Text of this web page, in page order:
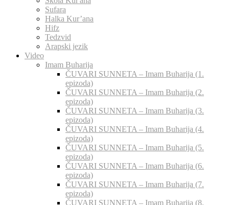
Sufara
Halka Kur’ana
Hifz
Tedzvid
Arapski jezik
Video
Imam Buharija
ČUVARI SUNNETA – Imam Buharija (1.
epizoda)
ČUVARI SUNNETA – Imam Buharija (2.
epizoda)
ČUVARI SUNNETA – Imam Buharija (3.
epizoda)
ČUVARI SUNNETA – Imam Buharija (4.
epizoda)
ČUVARI SUNNETA – Imam Buharija (5.
epizoda)
ČUVARI SUNNETA – Imam Buharija (6.
epizoda)
ČUVARI SUNNETA – Imam Buharija (7.
epizoda)
ČUVARI SUNNETA – Imam Buharija (8.